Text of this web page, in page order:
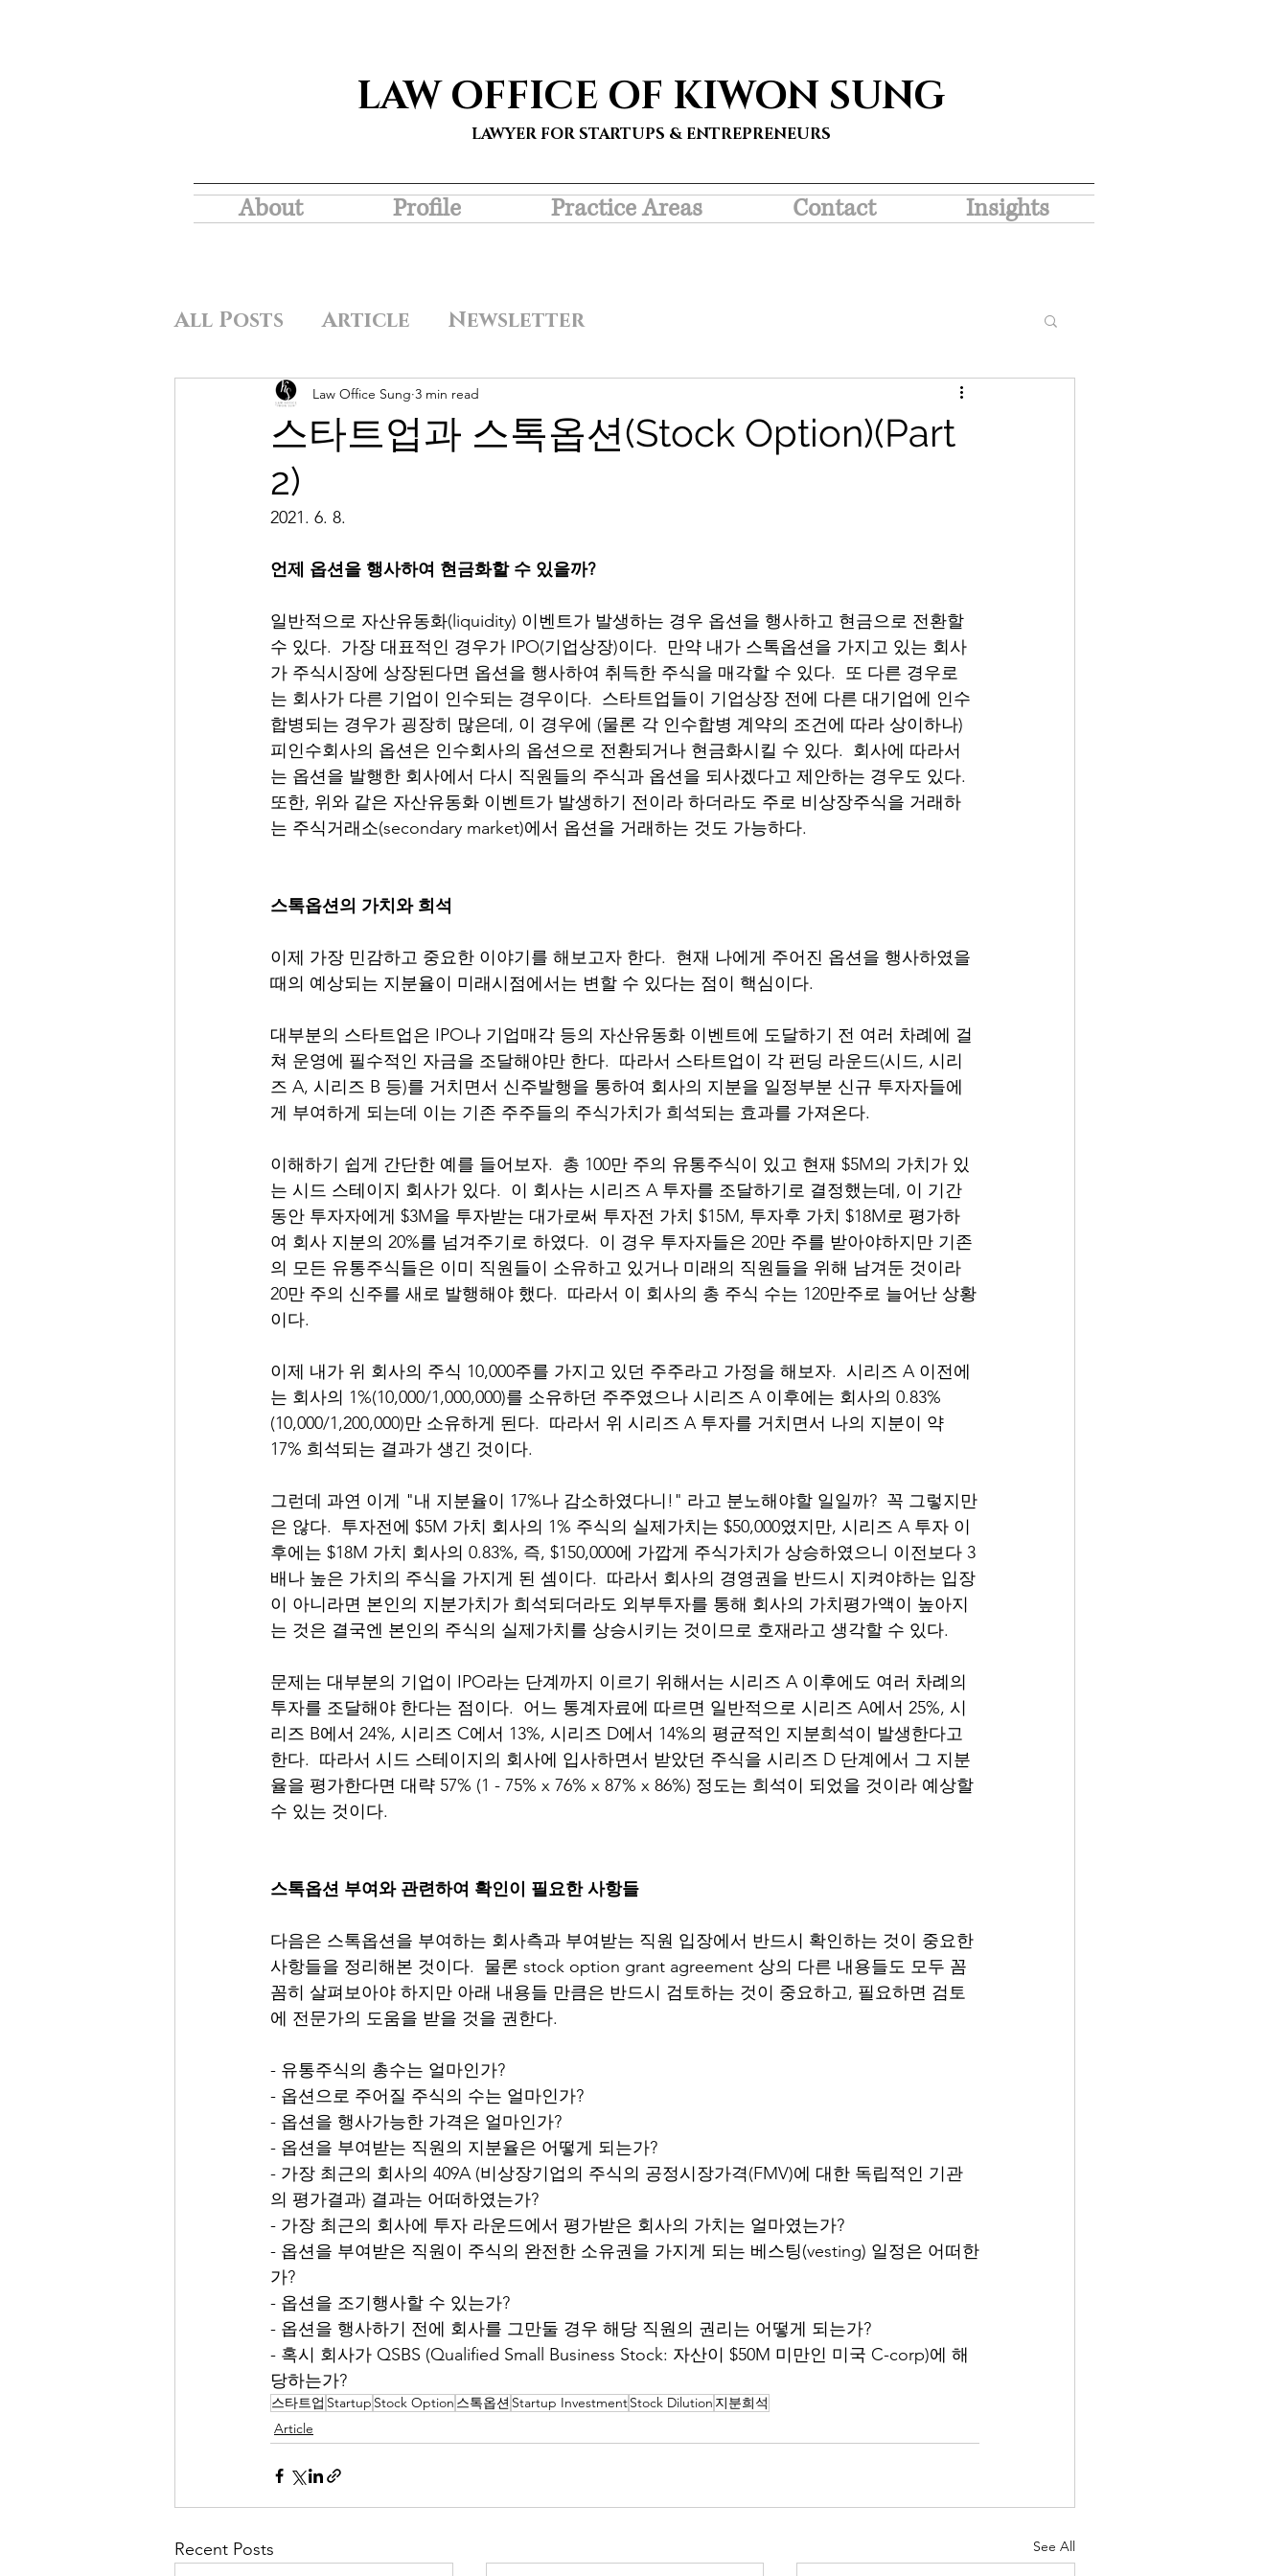
LAW OFFICE OF KIWON SUNG
LAWYER FOR STARTUPS & ENTREPRENEURS
About Profile Practice Areas Contact Insights
All Posts Article Newsletter
스타트업과 스톡옵션(Stock Option)(Part
2)
Law Office Sung 3 min read
2021. 6. 8.
언제 옵션을 행사하여 현금화할 수 있을까?
일반적으로 자산유동화(liquidity) 이벤트가 발생하는 경우 옵션을 행사하고 현금으로 전환할
수 있다.  가장 대표적인 경우가 IPO(기업상장)이다.  만약 내가 스톡옵션을 가지고 있는 회사
가 주식시장에 상장된다면 옵션을 행사하여 취득한 주식을 매각할 수 있다.  또 다른 경우로
는 회사가 다른 기업이 인수되는 경우이다.  스타트업들이 기업상장 전에 다른 대기업에 인수
합병되는 경우가 굉장히 많은데, 이 경우에 (물론 각 인수합병 계약의 조건에 따라 상이하나)
피인수회사의 옵션은 인수회사의 옵션으로 전환되거나 현금화시킬 수 있다.  회사에 따라서
는 옵션을 발행한 회사에서 다시 직원들의 주식과 옵션을 되사겠다고 제안하는 경우도 있다.
또한, 위와 같은 자산유동화 이벤트가 발생하기 전이라 하더라도 주로 비상장주식을 거래하
는 주식거래소(secondary market)에서 옵션을 거래하는 것도 가능하다.
스톡옵션의 가치와 희석
이제 가장 민감하고 중요한 이야기를 해보고자 한다.  현재 나에게 주어진 옵션을 행사하였을
때의 예상되는 지분율이 미래시점에서는 변할 수 있다는 점이 핵심이다.
대부분의 스타트업은 IPO나 기업매각 등의 자산유동화 이벤트에 도달하기 전 여러 차례에 걸
쳐 운영에 필수적인 자금을 조달해야만 한다.  따라서 스타트업이 각 펀딩 라운드(시드, 시리
즈 A, 시리즈 B 등)를 거치면서 신주발행을 통하여 회사의 지분을 일정부분 신규 투자자들에
게 부여하게 되는데 이는 기존 주주들의 주식가치가 희석되는 효과를 가져온다.
이해하기 쉽게 간단한 예를 들어보자.  총 100만 주의 유통주식이 있고 현재 $5M의 가치가 있
는 시드 스테이지 회사가 있다.  이 회사는 시리즈 A 투자를 조달하기로 결정했는데, 이 기간
동안 투자자에게 $3M을 투자받는 대가로써 투자전 가치 $15M, 투자후 가치 $18M로 평가하
여 회사 지분의 20%를 넘겨주기로 하였다.  이 경우 투자자들은 20만 주를 받아야하지만 기존
의 모든 유통주식들은 이미 직원들이 소유하고 있거나 미래의 직원들을 위해 남겨둔 것이라
20만 주의 신주를 새로 발행해야 했다.  따라서 이 회사의 총 주식 수는 120만주로 늘어난 상황
이다.
이제 내가 위 회사의 주식 10,000주를 가지고 있던 주주라고 가정을 해보자.  시리즈 A 이전에
는 회사의 1%(10,000/1,000,000)를 소유하던 주주였으나 시리즈 A 이후에는 회사의 0.83%
(10,000/1,200,000)만 소유하게 된다.  따라서 위 시리즈 A 투자를 거치면서 나의 지분이 약
17% 희석되는 결과가 생긴 것이다.
그런데 과연 이게 "내 지분율이 17%나 감소하였다니!" 라고 분노해야할 일일까?  꼭 그렇지만
은 않다.  투자전에 $5M 가치 회사의 1% 주식의 실제가치는 $50,000였지만, 시리즈 A 투자 이
후에는 $18M 가치 회사의 0.83%, 즉, $150,000에 가깝게 주식가치가 상승하였으니 이전보다 3
배나 높은 가치의 주식을 가지게 된 셈이다.  따라서 회사의 경영권을 반드시 지켜야하는 입장
이 아니라면 본인의 지분가치가 희석되더라도 외부투자를 통해 회사의 가치평가액이 높아지
는 것은 결국엔 본인의 주식의 실제가치를 상승시키는 것이므로 호재라고 생각할 수 있다.
문제는 대부분의 기업이 IPO라는 단계까지 이르기 위해서는 시리즈 A 이후에도 여러 차례의
투자를 조달해야 한다는 점이다.  어느 통계자료에 따르면 일반적으로 시리즈 A에서 25%, 시
리즈 B에서 24%, 시리즈 C에서 13%, 시리즈 D에서 14%의 평균적인 지분희석이 발생한다고
한다.  따라서 시드 스테이지의 회사에 입사하면서 받았던 주식을 시리즈 D 단계에서 그 지분
율을 평가한다면 대략 57% (1 - 75% x 76% x 87% x 86%) 정도는 희석이 되었을 것이라 예상할
수 있는 것이다.
스톡옵션 부여와 관련하여 확인이 필요한 사항들
다음은 스톡옵션을 부여하는 회사측과 부여받는 직원 입장에서 반드시 확인하는 것이 중요한
사항들을 정리해본 것이다.  물론 stock option grant agreement 상의 다른 내용들도 모두 꼼
꼼히 살펴보아야 하지만 아래 내용들 만큼은 반드시 검토하는 것이 중요하고, 필요하면 검토
에 전문가의 도움을 받을 것을 권한다.
- 유통주식의 총수는 얼마인가?
- 옵션으로 주어질 주식의 수는 얼마인가?
- 옵션을 행사가능한 가격은 얼마인가?
- 옵션을 부여받는 직원의 지분율은 어떻게 되는가?
- 가장 최근의 회사의 409A (비상장기업의 주식의 공정시장가격(FMV)에 대한 독립적인 기관
의 평가결과) 결과는 어떠하였는가?
- 가장 최근의 회사에 투자 라운드에서 평가받은 회사의 가치는 얼마였는가?
- 옵션을 부여받은 직원이 주식의 완전한 소유권을 가지게 되는 베스팅(vesting) 일정은 어떠한
가?
- 옵션을 조기행사할 수 있는가?
- 옵션을 행사하기 전에 회사를 그만둘 경우 해당 직원의 권리는 어떻게 되는가?
- 혹시 회사가 QSBS (Qualified Small Business Stock: 자산이 $50M 미만인 미국 C-corp)에 해
당하는가?
스타트업 Startup Stock Option 스톡옵션 Startup InvestmentStock Dilution 지분희석
Article
Recent Posts See All